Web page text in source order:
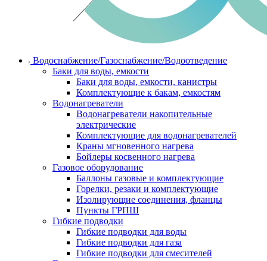
Водоснабжение/Газоснабжение/Водоотведение
Баки для воды, емкости
Баки для воды, емкости, канистры
Комплектующие к бакам, емкостям
Водонагреватели
Водонагреватели накопительные
электрические
Комплектующие для водонагревателей
Краны мгновенного нагрева
Бойлеры косвенного нагрева
Газовое оборудование
Баллоны газовые и комплектующие
Горелки, резаки и комплектующие
Изолирующие соединения, фланцы
Пункты ГРПШ
Гибкие подводки
Гибкие подводки для воды
Гибкие подводки для газа
Гибкие подводки для смесителей